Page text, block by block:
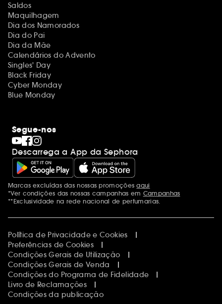
Saldos
Maquilhagem
Dia dos Namorados
Dia do Pai
Dia da Mãe
Calendários do Advento
Singles' Day
Black Friday
Cyber Monday
Blue Monday
Segue-nos
Descarrega a App da Sephora
Menções adicionais
Marcas excluídas das nossas promoçõesaqui
*Ver condições das nossas campanhas em Campanhas
**Exclusividade na rede nacional de perfumarias.
Política de Privacidade e Cookies
Preferências de Cookies
Condições Gerais de Utilização
Condições Gerais de Venda
Condições do Programa de Fidelidade
Livro de Reclamações
Condições da publicação